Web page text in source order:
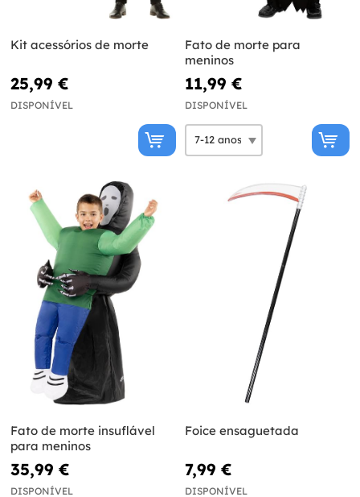
Kit acessórios de morte
25,99 €
DISPONÍVEL
Fato de morte para
meninos
11,99 €
DISPONÍVEL
Fato de morte insuflável
para meninos
35,99 €
DISPONÍVEL
Foice ensaguetada
7,99 €
DISPONÍVEL